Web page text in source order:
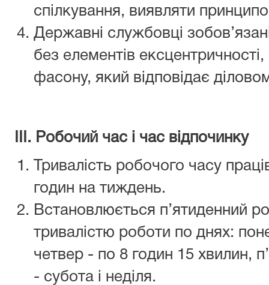
спілкування, виявляти
Державні службовці
без елементів
фасону, який відповідає
ІІІ. Робочий час і час відпочинку
Тривалість робочого часу
годин на тиждень.
Встановлюється п’ятиденний
тривалістю роботи по днях:
четвер - по 8 годин 15 хвилин,
- субота і неділя.